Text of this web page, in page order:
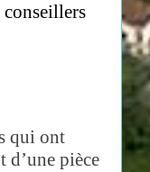
conseillers
qui ont
d’une pièce